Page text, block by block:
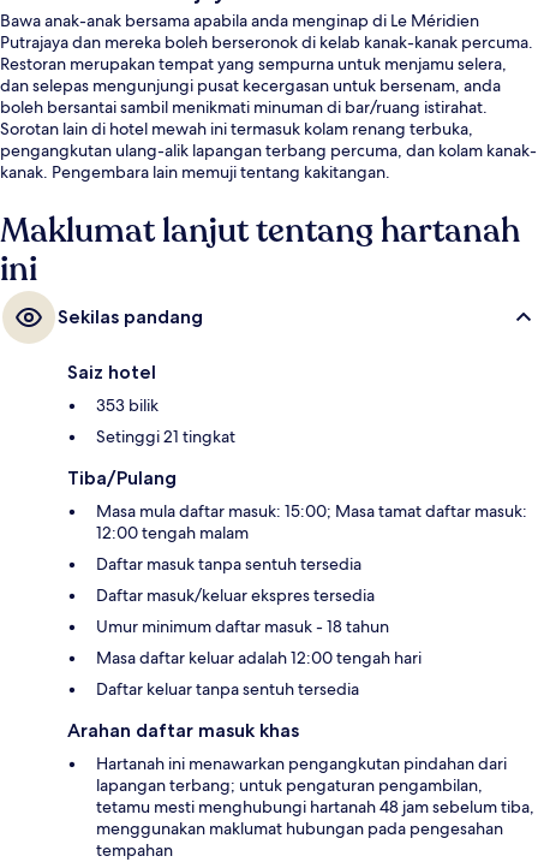
Bawa anak-anak bersama apabila anda menginap di Le Méridien
Putrajaya dan mereka boleh berseronok di kelab kanak-kanak percuma.
Restoran merupakan tempat yang sempurna untuk menjamu selera,
dan selepas mengunjungi pusat kecergasan untuk bersenam, anda
boleh bersantai sambil menikmati minuman di bar/ruang istirahat.
Sorotan lain di hotel mewah ini termasuk kolam renang terbuka,
pengangkutan ulang-alik lapangan terbang percuma, dan kolam kanak-
kanak. Pengembara lain memuji tentang kakitangan.
Maklumat lanjut tentang hartanah
ini
Sekilas pandang
Saiz hotel
353 bilik
Setinggi 21 tingkat
Tiba/Pulang
Masa mula daftar masuk: 15:00; Masa tamat daftar masuk:
12:00 tengah malam
Daftar masuk tanpa sentuh tersedia
Daftar masuk/keluar ekspres tersedia
Umur minimum daftar masuk - 18 tahun
Masa daftar keluar adalah 12:00 tengah hari
Daftar keluar tanpa sentuh tersedia
Arahan daftar masuk khas
Hartanah ini menawarkan pengangkutan pindahan dari
lapangan terbang; untuk pengaturan pengambilan,
tetamu mesti menghubungi hartanah 48 jam sebelum tiba,
menggunakan maklumat hubungan pada pengesahan
tempahan